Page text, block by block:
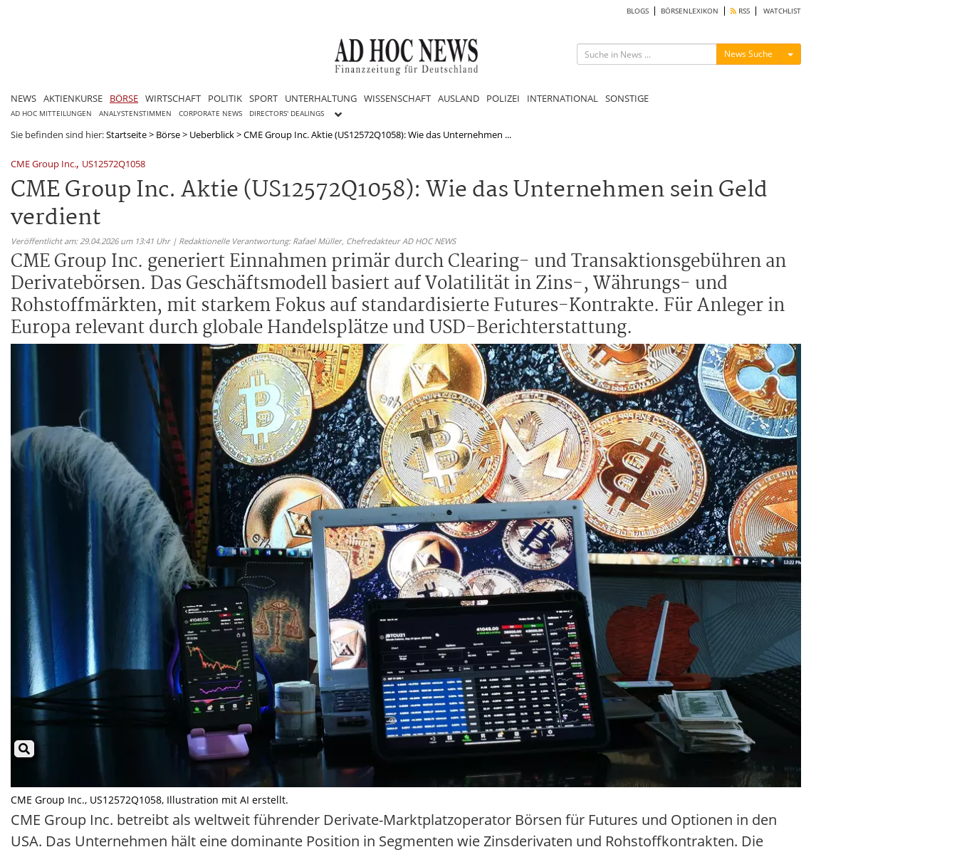
BLOGS BÖRSENLEXIKON RSS WATCHLIST
News Suche Menü ein-/ausblenden
NEWS AKTIENKURSE BÖRSE WIRTSCHAFT POLITIK SPORT UNTERHALTUNG WISSENSCHAFT AUSLAND POLIZEI INTERNATIONAL SONSTIGE
AD HOC MITTEILUNGEN ANALYSTENSTIMMEN CORPORATE NEWS DIRECTORS' DEALINGS
Sie befinden sind hier:Startseite> Börse> Ueberblick>CME Group Inc. Aktie (US12572Q1058): Wie das Unternehmen ...
CME Group Inc., US12572Q1058
CME Group Inc. Aktie (US12572Q1058): Wie das Unternehmen sein Geld
verdient
Veröffentlicht am: 29.04.2026 um 13:41 Uhr | Redaktionelle Verantwortung: Rafael Müller, Chefredakteur AD HOC NEWS
CME Group Inc. generiert Einnahmen primär durch Clearing- und Transaktionsgebühren an
Derivatebörsen. Das Geschäftsmodell basiert auf Volatilität in Zins-, Währungs- und
Rohstoffmärkten, mit starkem Fokus auf standardisierte Futures-Kontrakte. Für Anleger in
Europa relevant durch globale Handelsplätze und USD-Berichterstattung.
CME Group Inc., US12572Q1058, Illustration mit AI erstellt.
CME Group Inc. betreibt als weltweit führender Derivate-Marktplatzoperator Börsen für Futures und Optionen in den
USA. Das Unternehmen hält eine dominante Position in Segmenten wie Zinsderivaten und Rohstoffkontrakten. Die